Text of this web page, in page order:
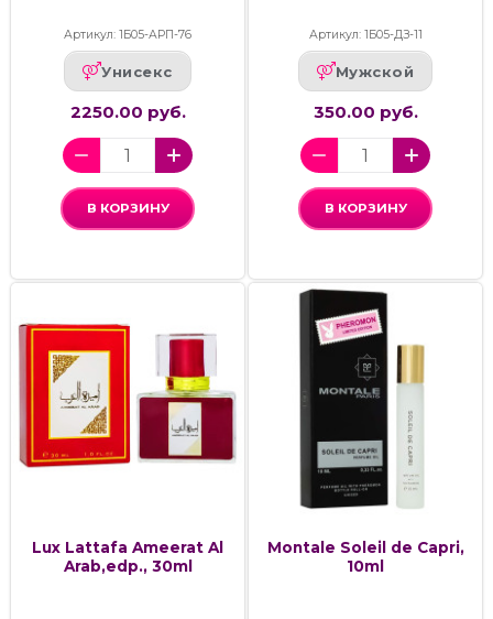
Артикул: 1Б05-АРП-76
Унисекс
2250.00 руб.
В КОРЗИНУ
Артикул: 1Б05-ДЗ-11
Мужской
350.00 руб.
В КОРЗИНУ
Lux Lattafa Ameerat Al
Arab,edp., 30ml
Montale Soleil de Capri,
10ml